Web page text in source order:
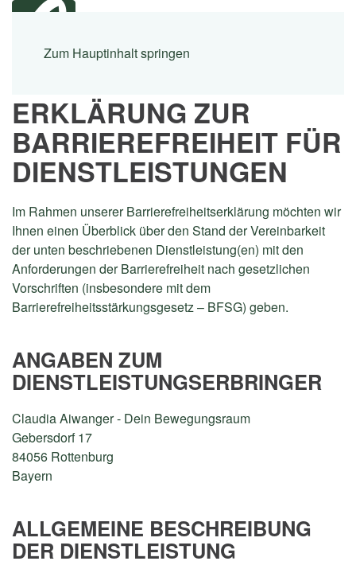
Zum Hauptinhalt springen
ERKLÄRUNG ZUR
BARRIEREFREIHEIT FÜR
DIENSTLEISTUNGEN
Im Rahmen unserer Barrierefreiheitserklärung möchten wir
Ihnen einen Überblick über den Stand der Vereinbarkeit
der unten beschriebenen Dienstleistung(en) mit den
Anforderungen der Barrierefreiheit nach gesetzlichen
Vorschriften (insbesondere mit dem
Barrierefreiheitsstärkungsgesetz – BFSG) geben.
ANGABEN ZUM
DIENSTLEISTUNGSERBRINGER
Claudia Aiwanger - Dein Bewegungsraum
Gebersdorf 17
84056 Rottenburg
Bayern
ALLGEMEINE BESCHREIBUNG
DER DIENSTLEISTUNG